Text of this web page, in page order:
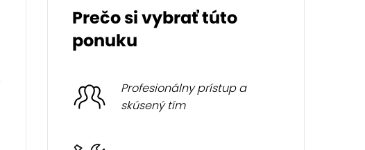
Prečo si vybrať túto
ponuku
Profesionálny prístup a
skúsený tím